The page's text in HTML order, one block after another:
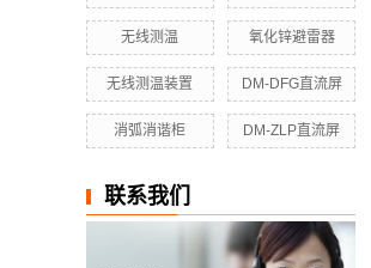
无线测温 氧化锌避雷器
无线测温装置 DM-DFG直流屏
消弧消谐柜 DM-ZLP直流屏
联系我们